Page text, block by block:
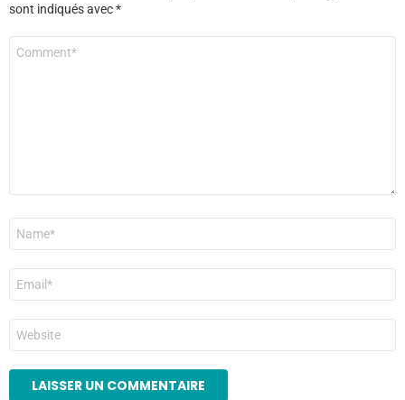
sont indiqués avec*
mail
*
Site
web